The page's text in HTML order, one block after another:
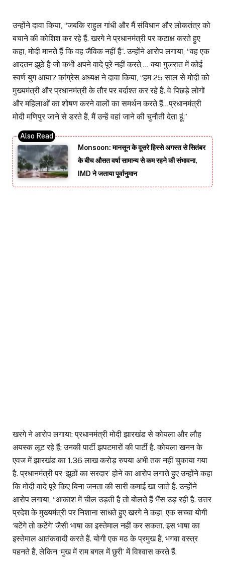
उन्होंने दावा किया, “जबकि राहुल गांधी और मैं संविधान और लोकतंत्र को
बचाने की कोशिश कर रहे हैं. खरगे ने प्रधानमंत्री पर कटाक्ष करते हुए
कहा, मोदी मानते हैं कि वह जैविक नहीं हैं”. उन्होंने आरोप लगाया, “वह एक
आदतन झूठे हैं जो कभी अपने वादे पूरे नहीं करते,… क्या गुजरात में कोई
स्वर्ण युग आया? कांग्रेस अध्यक्ष ने दावा किया, “हम 25 साल से मोदी को
मुख्यमंत्री और प्रधानमंत्री के तौर पर बर्दाश्त कर रहे हैं. वे पिछड़े लोगों
और महिलाओं का शोषण करने वालों का समर्थन करते हैं…प्रधानमंत्री
मोदी मणिपुर जाने से डरते हैं, मैं उन्हें वहां जाने की चुनौती देता हूं.”
Monsoon: मानसून के दूसरे हिस्से अगस्त से सितंबर
के बीच औसत वर्षा सामान्य से कम रहने की संभावना,
IMD ने जताया पूर्वानुमान
खरगे ने आरोप लगाया: प्रधानमंत्री मोदी झारखंड से कोयला और लौह
अयस्क लूट रहे हैं; उनकी पार्टी झपटमारों की पार्टी है. कोयला खनन के
एवज में झारखंड का 1.36 लाख करोड़ रुपया अभी तक नहीं चुकाया गया
है. प्रधानमंत्री पर ‘झूठों का सरदार’ होने का आरोप लगाते हुए उन्होंने कहा
कि मोदी वादे पूरे किए बिना जनता की सारी कमाई खा जाते हैं. उन्होंने
आरोप लगाया, “आकाश में चील उड़ती है तो बोलते हैं भैंस उड़ रही है. उत्तर
प्रदेश के मुख्यमंत्री पर निशाना साधते हुए खरगे ने कहा, एक सच्चा योगी
‘बटेंगे तो कटेंगे’ जैसी भाषा का इस्तेमाल नहीं कर सकता. इस भाषा का
इस्तेमाल आतंकवादी करते हैं. योगी एक मठ के प्रमुख हैं, भगवा वस्त्र
पहनते हैं, लेकिन ‘मुख में राम बगल में छुरी’ में विश्वास करते हैं.